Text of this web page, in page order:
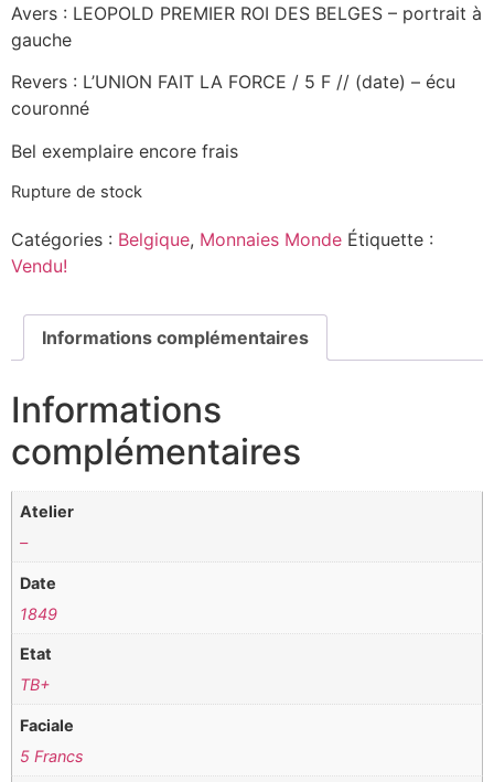
Avers : LEOPOLD PREMIER ROI DES BELGES – portrait à
gauche
Revers : L’UNION FAIT LA FORCE / 5 F // (date) – écu
couronné
Bel exemplaire encore frais
Rupture de stock
Catégories : Belgique, Monnaies Monde Étiquette :
Vendu!
Informations complémentaires
Informations
complémentaires
Atelier
–
Date
1849
Etat
TB+
Faciale
5 Francs